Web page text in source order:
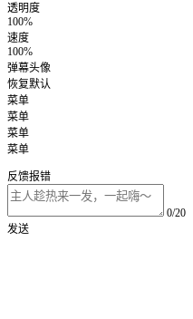
透明度
100%
速度
100%
弹幕头像
恢复默认
菜单
菜单
菜单
菜单
反馈报错
0/20
发送